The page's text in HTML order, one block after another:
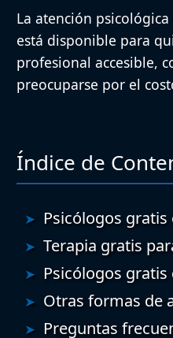
La atención
está disponible para
profesional accesible,
preocuparse por el
Índice de
Psicólogos gratis
Terapia gratis
Psicólogos
Otras formas de
Preguntas